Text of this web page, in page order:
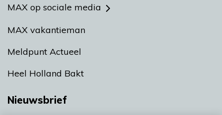
MAX op sociale media
MAX vakantieman
Meldpunt Actueel
Heel Holland Bakt
Nieuwsbrief